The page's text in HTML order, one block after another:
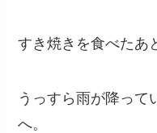
すき焼きを食べたあ
うっすら雨が降って
へ。